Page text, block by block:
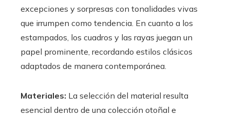
excepciones y sorpresas con tonalidades vivas
que irrumpen como tendencia. En cuanto a los
estampados, los cuadros y las rayas juegan un
papel prominente, recordando estilos clásicos
adaptados de manera contemporánea.
Materiales: La selección del material resulta
esencial dentro de una colección otoñal e